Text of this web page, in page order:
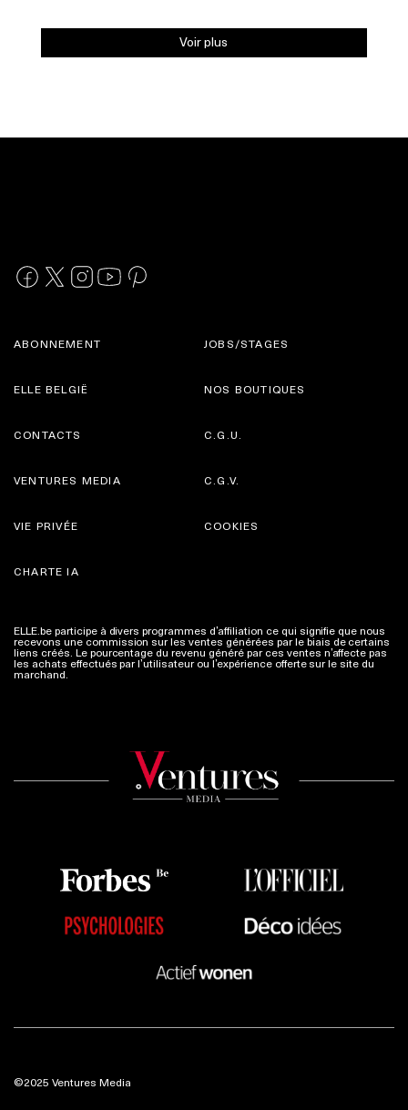
Voir plus
ABONNEMENT
ELLE BELGIË
JOBS/STAGES
NOS BOUTIQUES
CONTACTS
VENTURES MEDIA
C.G.U.
C.G.V.
VIE PRIVÉE
CHARTE IA
COOKIES
ELLE.be participe à divers programmes d’affiliation ce qui signifie que nous
recevons une commission sur les ventes générées par le biais de certains
liens créés. Le pourcentage du revenu généré par ces ventes n’affecte pas
les achats effectués par l’utilisateur ou l’expérience offerte sur le site du
marchand. Plus d'infos
©2025 Ventures Media